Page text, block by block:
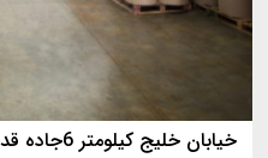
خيابان خليج كيلومتر 6جاده قديم كرج